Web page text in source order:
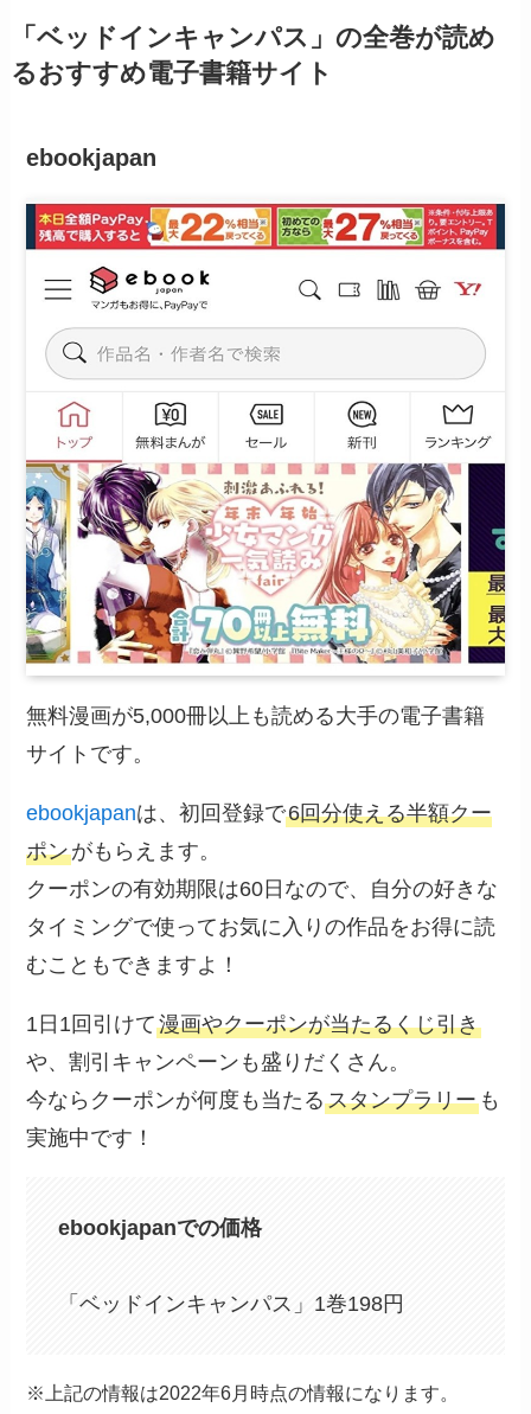
「ベッドインキャンパス」の全巻が読め
るおすすめ電子書籍サイト
ebookjapan
無料漫画が5,000冊以上も読める大手の電子書籍
サイトです。
ebookjapanは、初回登録で6回分使える半額クー
ポンがもらえます。
クーポンの有効期限は60日なので、自分の好きな
タイミングで使ってお気に入りの作品をお得に読
むこともできますよ！
1日1回引けて漫画やクーポンが当たるくじ引き
や、割引キャンペーンも盛りだくさん。
今ならクーポンが何度も当たるスタンプラリー も
実施中です！
ebookjapanでの価格
「ベッドインキャンパス」1巻198円
※上記の情報は2022年6月時点の情報になります。